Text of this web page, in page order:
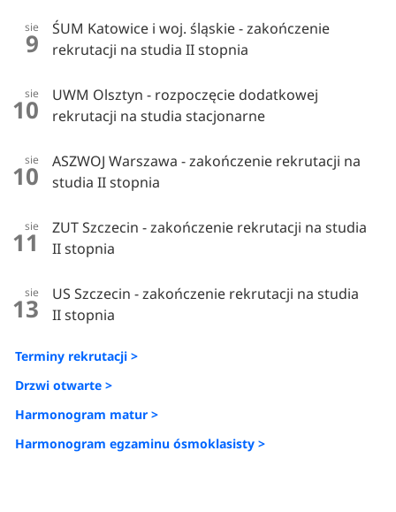
sie
9
ŚUM Katowice i woj. śląskie - zakończenie
rekrutacji na studia II stopnia
sie
10
UWM Olsztyn - rozpoczęcie dodatkowej
rekrutacji na studia stacjonarne
sie
10
ASZWOJ Warszawa - zakończenie rekrutacji na
studia II stopnia
sie
11
ZUT Szczecin - zakończenie rekrutacji na studia
II stopnia
sie
13
US Szczecin - zakończenie rekrutacji na studia
II stopnia
Terminy rekrutacji >
Drzwi otwarte >
Harmonogram matur >
Harmonogram egzaminu ósmoklasisty >